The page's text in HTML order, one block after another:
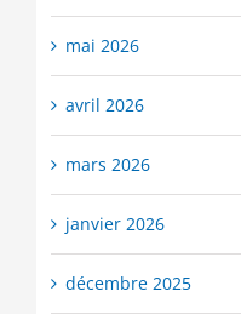
mai 2026
avril 2026
mars 2026
janvier 2026
décembre 2025